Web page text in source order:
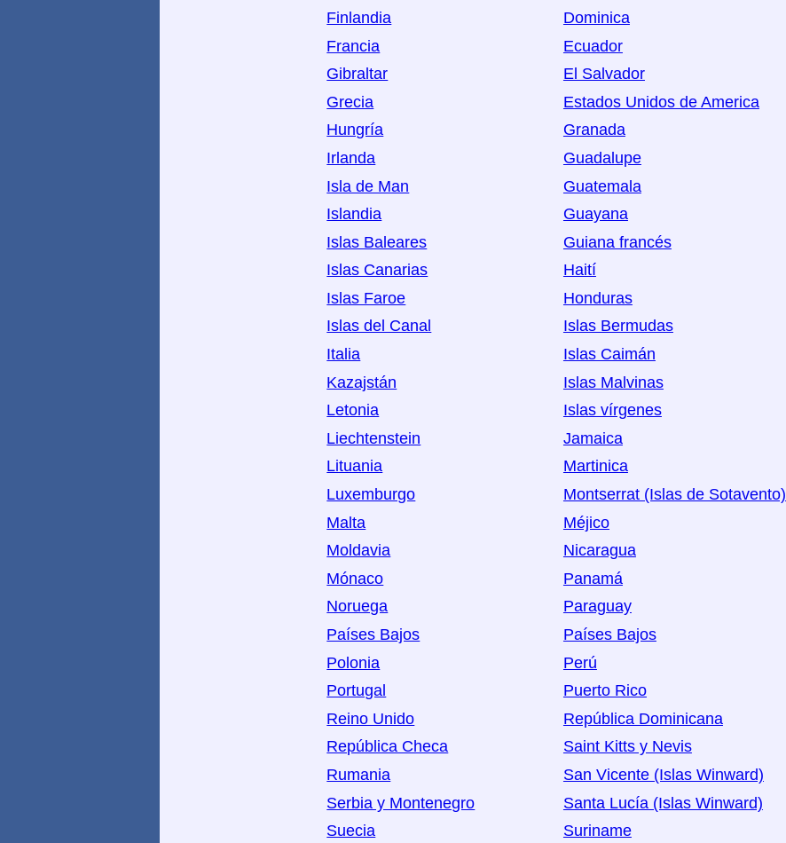
Finlandia
Francia
Gibraltar
Grecia
Hungría
Irlanda
Isla de Man
Islandia
Islas Baleares
Islas Canarias
Islas Faroe
Islas del Canal
Italia
Kazajstán
Letonia
Liechtenstein
Lituania
Luxemburgo
Malta
Moldavia
Mónaco
Noruega
Países Bajos
Polonia
Portugal
Reino Unido
República Checa
Rumania
Serbia y Montenegro
Suecia
Dominica
Ecuador
El Salvador
Estados Unidos de America
Granada
Guadalupe
Guatemala
Guayana
Guiana francés
Haití
Honduras
Islas Bermudas
Islas Caimán
Islas Malvinas
Islas vírgenes
Jamaica
Martinica
Montserrat (Islas de Sotavento)
Méjico
Nicaragua
Panamá
Paraguay
Países Bajos
Perú
Puerto Rico
República Dominicana
Saint Kitts y Nevis
San Vicente (Islas Winward)
Santa Lucía (Islas Winward)
Suriname